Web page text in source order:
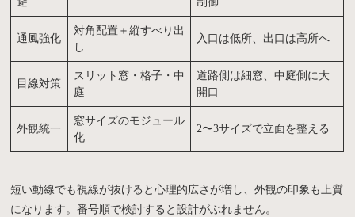
通風強化
対角配置＋縦すべり出
し
入口は低所、出口は高所へ
目線対策
スリット窓・格子・中
庭
道路側は細窓、中庭側に大
開口
外観統一
窓サイズのモジュール
化
2〜3サイズで立面を整える
短い動線でも視線が抜けると心理的広さが増し、外観の印象も上質
になります。番号順で検討すると設計がぶれません。